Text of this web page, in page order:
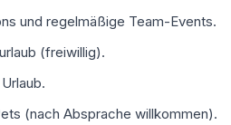
und regelmäßige Team-Events.
(freiwillig).
(nach Absprache willkommen).